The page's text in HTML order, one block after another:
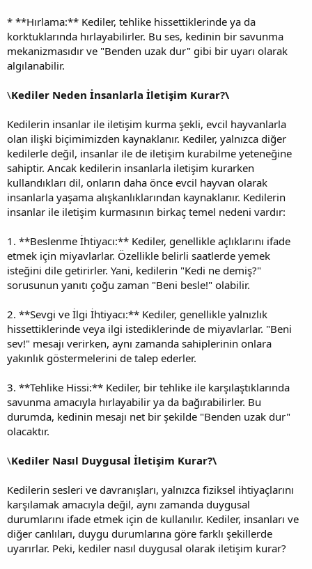
* **Hırlama:** Kediler, tehlike hissettiklerinde ya da
korktuklarında hırlayabilirler. Bu ses, kedinin bir savunma
mekanizmasıdır ve "Benden uzak dur" gibi bir uyarı olarak
algılanabilir.
\Kediler Neden İnsanlarla İletişim Kurar?\
Kedilerin insanlar ile iletişim kurma şekli, evcil hayvanlarla
olan ilişki biçimimizden kaynaklanır. Kediler, yalnızca diğer
kedilerle değil, insanlar ile de iletişim kurabilme yeteneğine
sahiptir. Ancak kedilerin insanlarla iletişim kurarken
kullandıkları dil, onların daha önce evcil hayvan olarak
insanlarla yaşama alışkanlıklarından kaynaklanır. Kedilerin
insanlar ile iletişim kurmasının birkaç temel nedeni vardır:
1. **Beslenme İhtiyacı:** Kediler, genellikle açlıklarını ifade
etmek için miyavlarlar. Özellikle belirli saatlerde yemek
isteğini dile getirirler. Yani, kedilerin "Kedi ne demiş?"
sorusunun yanıtı çoğu zaman "Beni besle!" olabilir.
2. **Sevgi ve İlgi İhtiyacı:** Kediler, genellikle yalnızlık
hissettiklerinde veya ilgi istediklerinde de miyavlarlar. "Beni
sev!" mesajı verirken, aynı zamanda sahiplerinin onlara
yakınlık göstermelerini de talep ederler.
3. **Tehlike Hissi:** Kediler, bir tehlike ile karşılaştıklarında
savunma amacıyla hırlayabilir ya da bağırabilirler. Bu
durumda, kedinin mesajı net bir şekilde "Benden uzak dur"
olacaktır.
\Kediler Nasıl Duygusal İletişim Kurar?\
Kedilerin sesleri ve davranışları, yalnızca fiziksel ihtiyaçlarını
karşılamak amacıyla değil, aynı zamanda duygusal
durumlarını ifade etmek için de kullanılır. Kediler, insanları ve
diğer canlıları, duygu durumlarına göre farklı şekillerde
uyarırlar. Peki, kediler nasıl duygusal olarak iletişim kurar?